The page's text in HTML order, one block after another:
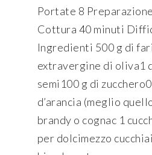
Portate 8
Cottura 40 minuti
Ingredienti 500 g di
extravergine di oliva1
semi100 g di
d’arancia (meglio
brandy o cognac 1
per dolcimezzo